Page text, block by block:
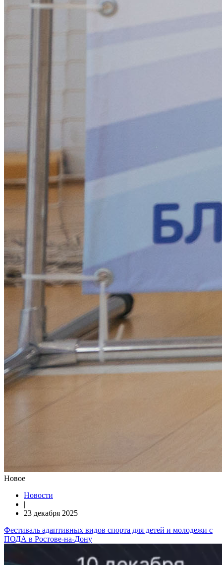
Новое
Новости
|
23 декабря 2025
Фестиваль адаптивных видов спорта для детей и молодежи с
ПОДА в Ростове-на-Дону